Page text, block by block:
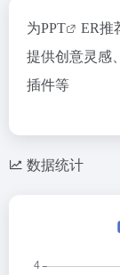
为PPT ER推
提供创意灵感
插件等
数据统计